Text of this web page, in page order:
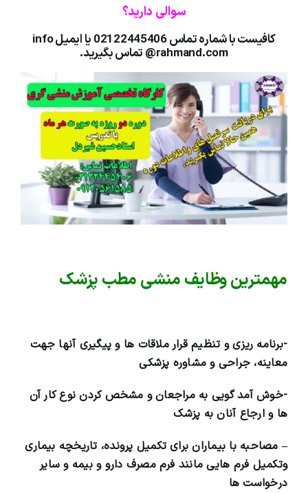
سوالی دارید؟
کافیست با شماره تماس 02122445406 یا ایمیل info
@rahmand.com تماس بگیرید.
مهمترین وظایف منشی مطب پزشک
-برنامه ریزی و تنظیم قرار ملاقات ها و پیگیری آنها جهت
معاینه، جراحی و مشاوره پزشکی
-خوش آمد گویی به مراجعان و مشخص کردن نوع کار آن
ها و ارجاع آنان به پزشک
– مصاحبه با بیماران برای تکمیل پرونده، تاریخچه بیماری
وتکمیل فرم هایی مانند فرم مصرف دارو و بیمه و سایر
درخواست ها